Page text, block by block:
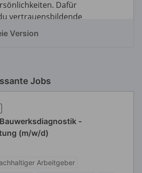
Version
Jobs
-
(m/w/d)
Arbeitgeber